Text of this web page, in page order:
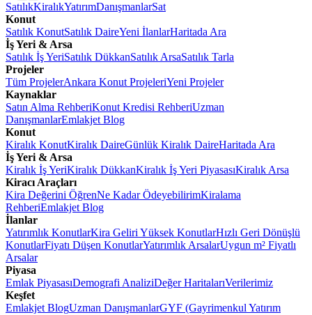
SatılıkKiralıkYatırımDanışmanlarSat
Konut
Satılık KonutSatılık DaireYeni İlanlarHaritada Ara
İş Yeri & Arsa
Satılık İş YeriSatılık DükkanSatılık ArsaSatılık Tarla
Projeler
Tüm ProjelerAnkara Konut ProjeleriYeni Projeler
Kaynaklar
Satın Alma RehberiKonut Kredisi RehberiUzman
DanışmanlarEmlakjet Blog
Konut
Kiralık KonutKiralık DaireGünlük Kiralık DaireHaritada Ara
İş Yeri & Arsa
Kiralık İş YeriKiralık DükkanKiralık İş Yeri PiyasasıKiralık Arsa
Kiracı Araçları
Kira Değerini ÖğrenNe Kadar ÖdeyebilirimKiralama
RehberiEmlakjet Blog
İlanlar
Yatırımlık KonutlarKira Geliri Yüksek KonutlarHızlı Geri Dönüşlü
KonutlarFiyatı Düşen KonutlarYatırımlık ArsalarUygun m² Fiyatlı
Arsalar
Piyasa
Emlak PiyasasıDemografi AnaliziDeğer HaritalarıVerilerimiz
Keşfet
Emlakjet BlogUzman DanışmanlarGYF (Gayrimenkul Yatırım